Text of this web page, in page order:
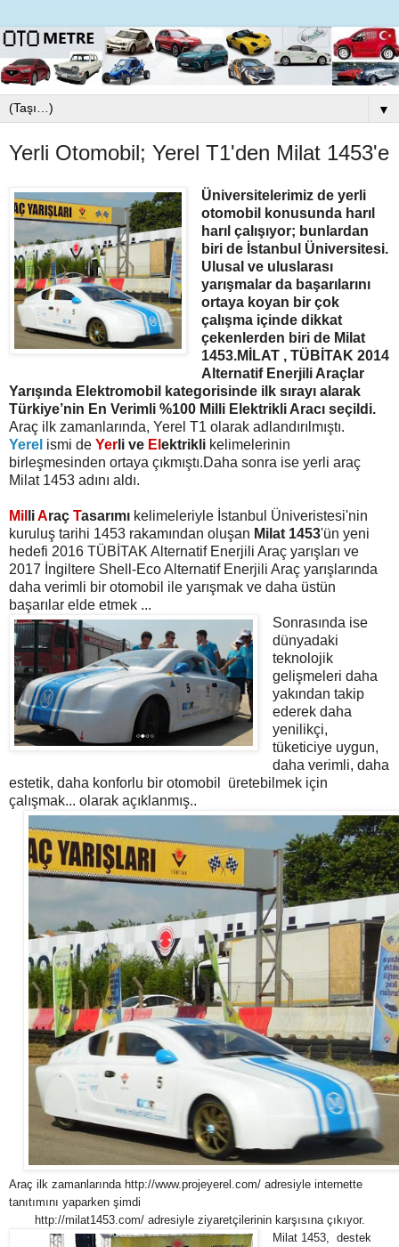
▼
Yerli Otomobil; Yerel T1'den Milat 1453'e
Üniversitelerimiz de yerli
otomobil konusunda harıl
harıl çalışıyor; bunlardan
biri de İstanbul Üniversitesi.
Ulusal ve uluslarası
yarışmalar da başarılarını
ortaya koyan bir çok
çalışma içinde dikkat
çekenlerden biri de Milat
1453.MİLAT , TÜBİTAK 2014
Alternatif Enerjili Araçlar
Yarışında Elektromobil kategorisinde ilk sırayı alarak
Türkiye’nin En Verimli %100 Milli Elektrikli Aracı seçildi.
Araç ilk zamanlarında, Yerel T1 olarak adlandırılmıştı.
Yerel ismi de Yer li ve El ektrikli kelimelerinin
birleşmesinden ortaya çıkmıştı.Daha sonra ise yerli araç
Milat 1453 adını aldı.
Mil liAraç Tasarımı kelimeleriyle İstanbul Üniveristesi'nin
kuruluş tarihi 1453 rakamından oluşan Milat 1453'ün yeni
hedefi 2016 TÜBİTAK Alternatif Enerjili Araç yarışları ve
2017 İngiltere Shell-Eco Alternatif Enerjili Araç yarışlarında
daha verimli bir otomobil ile yarışmak ve daha üstün
başarılar elde etmek ...
Sonrasında ise
dünyadaki
teknolojik
gelişmeleri daha
yakından takip
ederek daha
yenilikçi,
tüketiciye uygun,
daha verimli, daha
estetik, daha konforlu bir otomobil üretebilmek için
çalışmak... olarak açıklanmış..
Araç ilk zamanlarında http://www.projeyerel.com/ adresiyle internette
tanıtımını yaparken şimdi
http://milat1453.com/ adresiyle ziyaretçilerinin karşısına çıkıyor.
Milat 1453, destek